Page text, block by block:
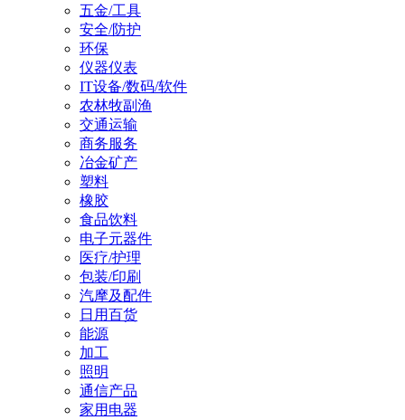
五金/工具
安全/防护
环保
仪器仪表
IT设备/数码/软件
农林牧副渔
交通运输
商务服务
冶金矿产
塑料
橡胶
食品饮料
电子元器件
医疗/护理
包装/印刷
汽摩及配件
日用百货
能源
加工
照明
通信产品
家用电器